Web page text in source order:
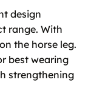
design
range. With
the horse leg.
best wearing
strengthening